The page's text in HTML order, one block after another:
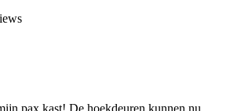
pax kast! De hoekdeuren kunnen nu